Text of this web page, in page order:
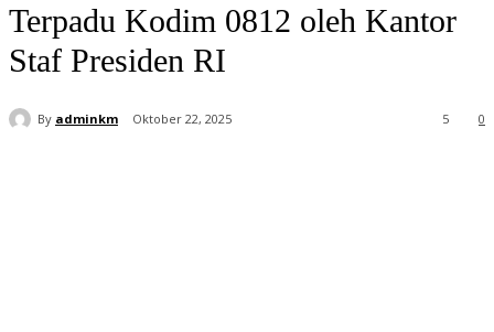
Terpadu Kodim 0812 oleh Kantor
Staf Presiden RI
By adminkm Oktober 22, 2025 0
5